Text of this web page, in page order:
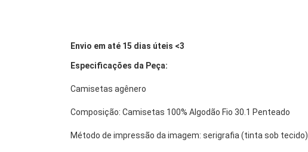
Envio em até 15 dias úteis <3
Especificações da Peça:
Camisetas agênero
Composição: Camisetas 100% Algodão Fio 30.1 Penteado
Método de impressão da imagem: serigrafia (tinta sob tecido)